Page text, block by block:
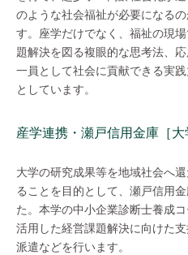
のような社会福祉が必要になる
す。座学だけでなく、福祉の現
題解決を図る複眼的な思考法、
一員として社会に貢献できる実
としています。
産学連携・瀬戸信用金庫［大
大学の研究成果等を地域社会へ
ることを目的として、瀬戸信用
た。本学の中小企業診断士養成
活用した経営課題解決に向けた
派遣などを行います。